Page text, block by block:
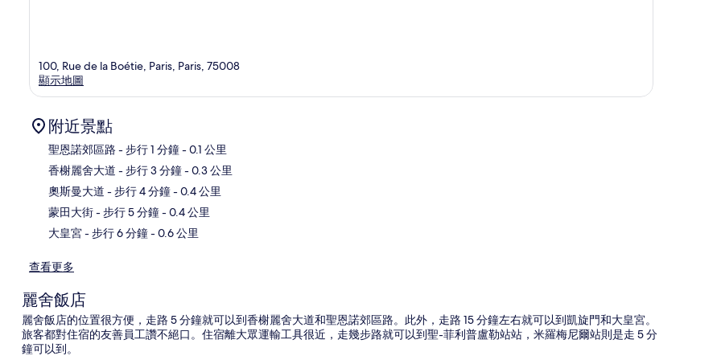
100, Rue de la Boétie, Paris, Paris, 75008
顯示地圖
附近景點
聖恩諾郊區路 - 步行 1 分鐘- 0.1 公里
香榭麗舍大道 - 步行 3 分鐘- 0.3 公里
奧斯曼大道 - 步行 4 分鐘- 0.4 公里
蒙田大街- 步行 5 分鐘- 0.4 公里
大皇宮- 步行 6 分鐘- 0.6 公里
查看更多
麗舍飯店
麗舍飯店的位置很方便，走路 5 分鐘就可以到香榭麗舍大道和聖恩諾郊區路。此外，走路 15 分鐘左右就可以到凱旋門和大皇宮。
旅客都對住宿的友善員工讚不絕口。住宿離大眾運輸工具很近，走幾步路就可以到聖-菲利普盧勒站站，米羅梅尼爾站則是走 5 分
鐘可以到。